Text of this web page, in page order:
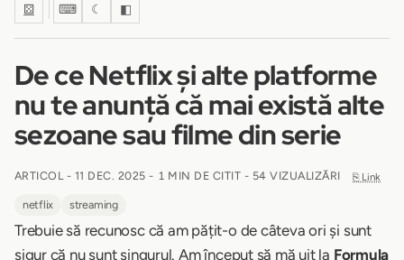
⚄ ⌨ ☾ ◧
De ce Netflix și alte platforme
nu te anunță că mai există alte
sezoane sau filme din serie
ARTICOL - 11 DEC. 2025 - 1 MIN DE CITIT - 54 VIZUALIZĂRI ⎘ Link
netflix streaming
Trebuie să recunosc că am pățit-o de câteva ori și sunt
sigur că nu sunt singurul. Am început să mă uit la Formula